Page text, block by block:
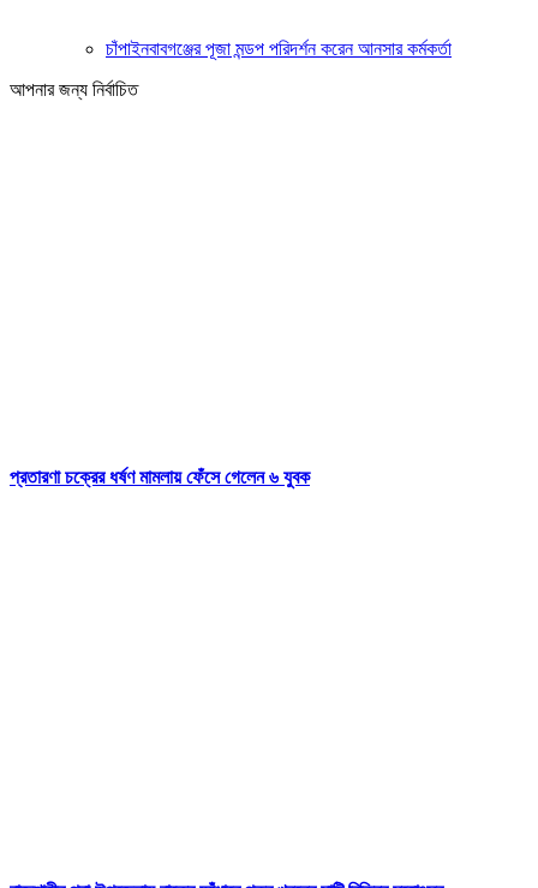
চাঁপাইনবাবগঞ্জের পূজা মন্ডপ পরিদর্শন করেন আনসার কর্মকর্তা
আপনার জন্য নির্বাচিত
প্রতারণা চক্রের ধর্ষণ মামলায় ফেঁসে গেলেন ৬ যুবক